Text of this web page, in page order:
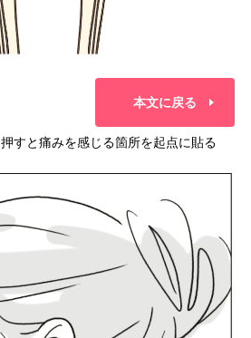
本文に戻る
すと痛みを感じる箇所を起点に貼る